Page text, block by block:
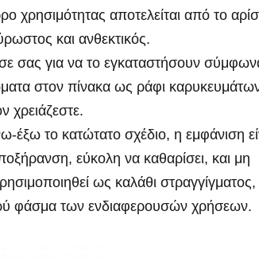
χρησιμότητας αποτελείται από το
και ανθεκτικός.
σας για να το εγκαταστήσουν
στον πίνακα ως ράφι
χρειάζεστε.
έξω το κατώτατο σχέδιο, η εμφάνιση
εύκολη να καθαρίσει, και μη
ως καλάθι
φάσμα των ενδιαφερουσών χρήσεων.